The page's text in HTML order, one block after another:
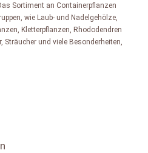
Sortiment an Containerpflanzen
wie Laub- und Nadelgehölze,
Kletterpflanzen, Rhododendren
Sträucher und viele Besonderheiten,